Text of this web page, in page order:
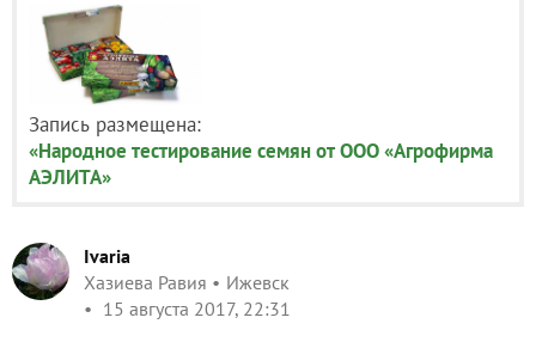
Запись размещена:
«Народное тестирование семян от ООО «Агрофирма
АЭЛИТА»
Ivaria
Хазиева Равия
Ижевск
15 августа 2017, 22:31